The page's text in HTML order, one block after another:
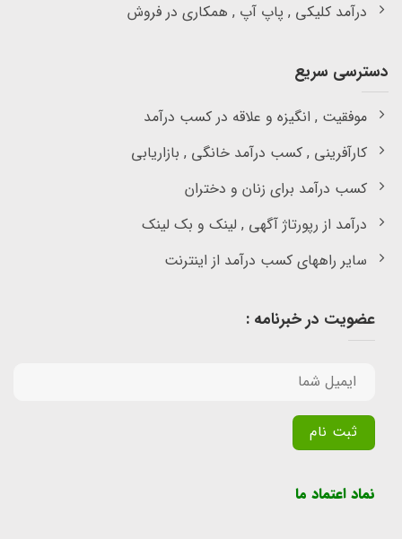
درآمد کلیکی , پاپ آپ , همکاری در فروش
دسترسی سریع
موفقیت , انگیزه و علاقه در کسب درآمد
کارآفرینی , کسب درآمد خانگی , بازاریابی
کسب درآمد برای زنان و دختران
درآمد از رپورتاژ آگهی , لینک و بک لینک
سایر راههای کسب درآمد از اینترنت
عضویت در خبرنامه :
نماد اعتماد ما